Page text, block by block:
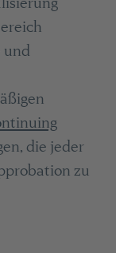
und
die jeder
zu